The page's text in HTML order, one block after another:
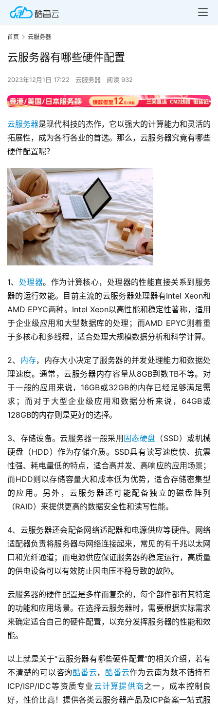
首页 云服务器
云服务器有哪些硬件配置
2023年12月1日 17:22 云服务器 阅读 932
云服务器是现代科技的杰作，它以强大的计算能力和灵活的
拓展性，成为各行各业的首选。那么，云服务器究竟有哪些
硬件配置呢？
1、 处理器。作为计算核心，处理器的性能直接关系到服务
器的运行效能。目前主流的云服务器处理器有Intel Xeon和
AMD EPYC两种。Intel Xeon以高性能和稳定性著称，适用
于企业级应用和大型数据库的处理；而AMD EPYC则着重
于多核心和多线程，适合处理大规模数据分析和科学计算。
2、 内存，内存大小决定了服务器的并发处理能力和数据处
理速度。通常，云服务器内存容量从8GB到数TB不等。对
于一般的应用来说，16GB或32GB的内存已经足够满足需
求；而对于大型企业级应用和数据分析来说，64GB或
128GB的内存则是更好的选择。
3、存储设备。云服务器一般采用固态硬盘 （SSD）或机械
硬盘（HDD）作为存储介质。SSD具有读写速度快、抗震
性强、耗电量低的特点，适合高并发、高响应的应用场景；
而HDD则以存储容量大和成本低为优势，适合存储密集型
的应用。另外，云服务器还可能配备独立的磁盘阵列
（RAID）来提供更高的数据安全性和读写性能。
4、云服务器还会配备网络适配器和电源供应等硬件。网络
适配器负责将服务器与网络连接起来，常见的有千兆以太网
口和光纤通道；而电源供应保证服务器的稳定运行，高质量
的供电设备可以有效防止因电压不稳导致的故障。
云服务器的硬件配置是多样而复杂的，每个部件都有其特定
的功能和应用场景。在选择云服务器时，需要根据实际需求
来确定适合自己的硬件配置，以充分发挥服务器的性能和效
能。
以上就是关于“云服务器有哪些硬件配置”的相关介绍，若有
不清楚的可以咨询酷番云， 酷番云作为云南为数不错持有
ICP/ISP/IDC等资质专业云计算提供商之一，成本控制良
好，性价比高！提供各类云服务器产品及ICP备案一站式服